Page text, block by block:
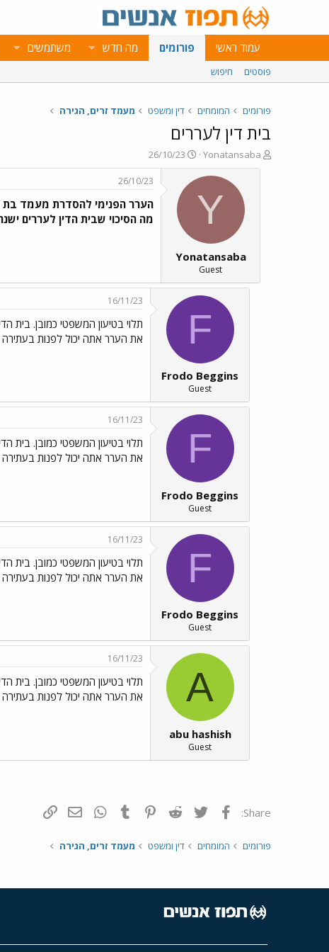
עמוד ראשי פורומים מה חדש משתמשים
פוסטים חיפוש
פורומים המומחים דין ומשפט מעמד זרים, הגירה
בית דין לעררים
פ
ו
Yonatansaba
פ
ו
ס
ת
ר
ך
26/10/23
Y
Yonatansaba
Guest
26/10/23
הערר הפנימי להסדרת מעמד בת
מה הסיכוי שבית הדין לעררים
F
Frodo Beggins
Guest
16/11/23
תלוי בטיעון המשפטי כמובן. בית
את הערר אתה יכול לפנות בעתירה
F
Frodo Beggins
Guest
16/11/23
תלוי בטיעון המשפטי כמובן. בית
את הערר אתה יכול לפנות בעתירה
F
Frodo Beggins
Guest
16/11/23
תלוי בטיעון המשפטי כמובן. בית
את הערר אתה יכול לפנות בעתירה
A
abu hashish
Guest
16/11/23
תלוי בטיעון המשפטי כמובן. בית
את הערר אתה יכול לפנות בעתירה
Share: פייסבוק Twitter
Reddit
Pinterest
Tumblr
WhatsAppדואר אלקטרוני
פורומים המומחים דין ומשפט מעמד זרים, הגירה